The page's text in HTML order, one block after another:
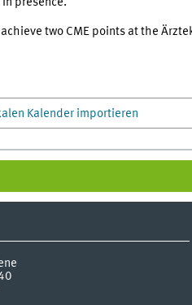
two CME points at the
Kalender importieren